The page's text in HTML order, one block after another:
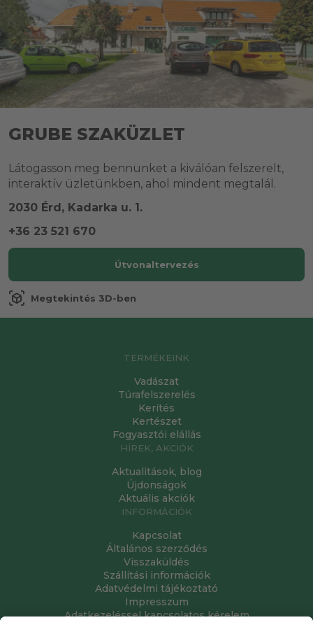
GRUBE SZAKÜZLET
Látogasson meg bennünket a kiválóan felszerelt,
interaktív üzletünkben, ahol mindent megtalál.
2030 Érd, Kadarka u. 1.
+36 23 521 670
Útvonaltervezés
view_in_ar Megtekintés 3D-ben
TERMÉKEINK
Vadászat
Túrafelszerelés
Kerítés
Kertészet
Fogyasztói elállás
HÍREK, AKCIÓK
Aktualitások, blog
Újdonságok
Aktuális akciók
INFORMÁCIÓK
Kapcsolat
Általános szerződés
Visszaküldés
Szállítási információk
Adatvédelmi tájékoztató
Impresszum
Adatkezeléssel kapcsolatos kérelem